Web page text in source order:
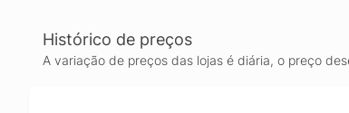
Histórico de preços
A variação de preços das lojas é diária, o preço